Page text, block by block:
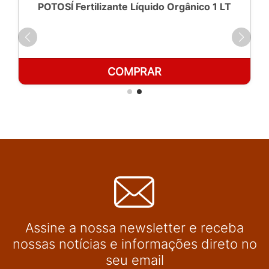
POTOSÍ Fertilizante Líquido Orgânico 1 LT
COMPRAR
Assine a nossa newsletter e receba
nossas notícias e informações direto no
seu email